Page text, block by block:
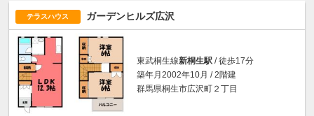
テラスハウス ガーデンヒルズ広沢
東武桐生線新桐生駅 / 徒歩17分
築年月2002年10月 / 2階建
群馬県桐生市広沢町２丁目